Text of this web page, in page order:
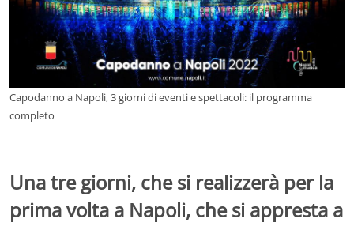
Capodanno a Napoli, 3 giorni di eventi e spettacoli: il programma
completo
Una tre giorni, che si realizzerà per la
prima volta a Napoli, che si appresta a